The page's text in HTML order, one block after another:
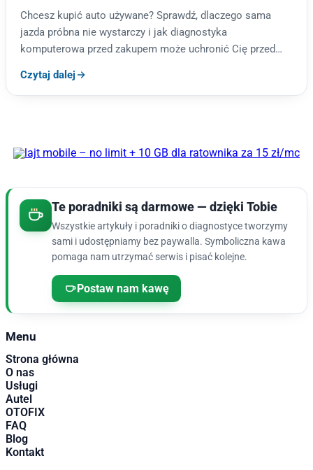
Chcesz kupić auto używane? Sprawdź, dlaczego sama
jazda próbna nie wystarczy i jak diagnostyka
komputerowa przed zakupem może uchronić Cię przed
Czytaj dalej
Te poradniki są darmowe — dzięki Tobie
Wszystkie artykuły i poradniki o diagnostyce tworzymy
sami i udostępniamy bez paywalla. Symboliczna kawa
pomaga nam utrzymać serwis i pisać kolejne.
Postaw nam kawę
Menu
Strona główna
O nas
Usługi
Autel
OTOFIX
FAQ
Blog
Kontakt